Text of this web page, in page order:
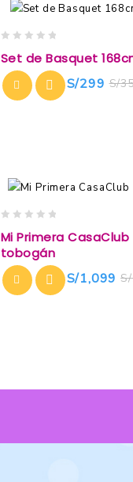
out
of
5
Set de Basquet
S/
S/299
out
of
5
Mi Primera CasaClub
tobogán
S/
S/1,099